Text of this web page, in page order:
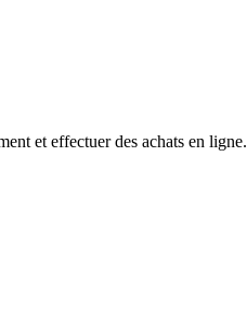
et effectuer des achats en ligne.